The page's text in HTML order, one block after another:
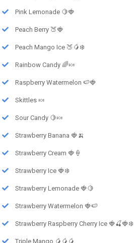
Pink Lemonade 🍋🍓
Peach Berry 🍑🍓
Peach Mango Ice 🍑🥭❄️
Rainbow Candy 🌈🍬
Raspberry Watermelon 🍉🍓
Skittles 🍬
Sour Candy 🍋🍬
Strawberry Banana 🍓🍌
Strawberry Cream 🍓🍦
Strawberry Ice 🍓❄️
Strawberry Lemonade 🍓🍋
Strawberry Watermelon 🍓🍉
Strawberry Raspberry Cherry Ice 🍓🍒🍓❄️
Triple Mango 🥭🥭🥭